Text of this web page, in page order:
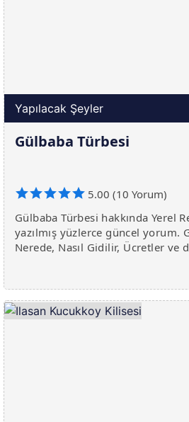
Yapılacak Şeyler
Gülbaba Türbesi
5.00 (10 Yorum)
Gülbaba Türbesi hakkında Yerel
yazılmış yüzlerce güncel yorum.
Nerede, Nasıl Gidilir, Ücretler ve